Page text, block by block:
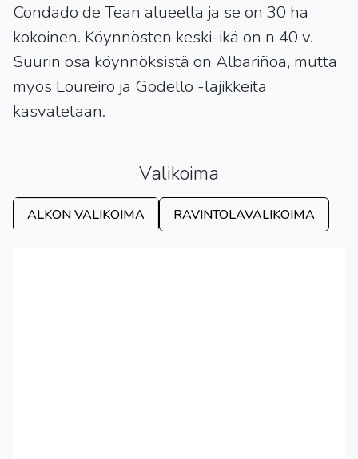
Condado de Tean alueella ja se on 30 ha
kokoinen. Köynnösten keski-ikä on n 40 v.
Suurin osa köynnöksistä on Albariñoa, mutta
myös Loureiro ja Godello -lajikkeita
kasvatetaan.
Valikoima
ALKON VALIKOIMA RAVINTOLAVALIKOIMA